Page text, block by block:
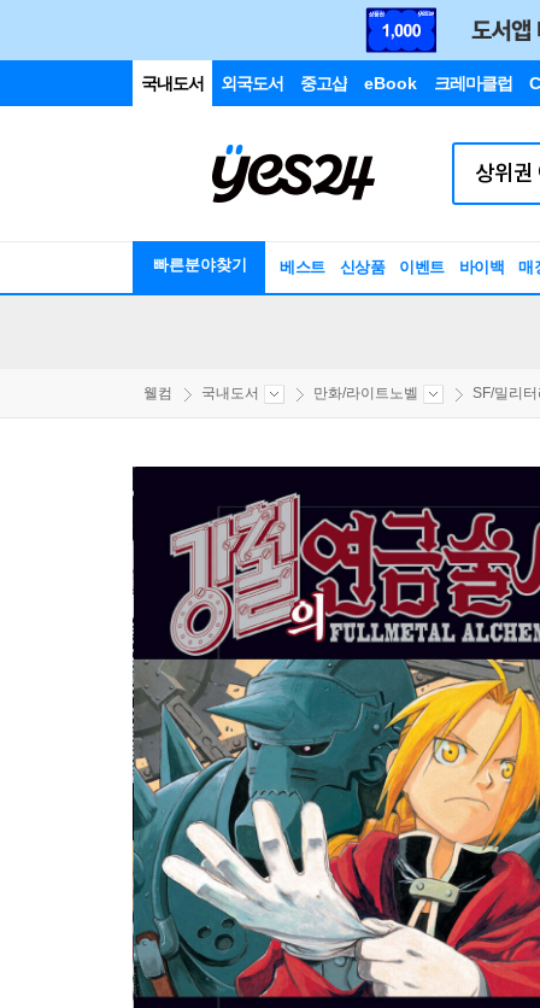
국내도서 외국도서 중고샵 eBook 크레마클럽
빠른분야찾기 베스트 신상품 이벤트 바이백 매
웰컴 국내도서 만화/라이트노벨 SF/밀리